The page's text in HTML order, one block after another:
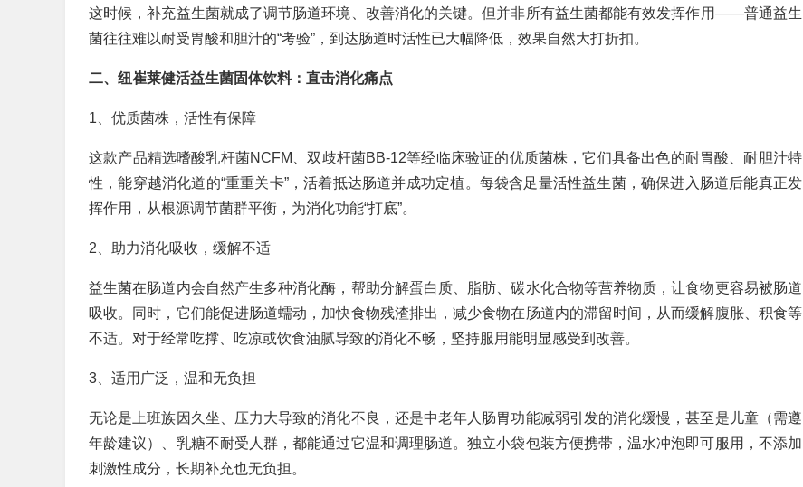
这时候，补充益生菌就成了调节肠道环境、改善消化的关键。但并非所有益生菌都能有效发挥作用——普通益生
菌往往难以耐受胃酸和胆汁的“考验”，到达肠道时活性已大幅降低，效果自然大打折扣。
二、纽崔莱健活益生菌固体饮料：直击消化痛点
1、优质菌株，活性有保障
这款产品精选嗜酸乳杆菌NCFM、双歧杆菌BB-12等经临床验证的优质菌株，它们具备出色的耐胃酸、耐胆汁特
性，能穿越消化道的“重重关卡”，活着抵达肠道并成功定植。每袋含足量活性益生菌，确保进入肠道后能真正发
挥作用，从根源调节菌群平衡，为消化功能“打底”。
2、助力消化吸收，缓解不适
益生菌在肠道内会自然产生多种消化酶，帮助分解蛋白质、脂肪、碳水化合物等营养物质，让食物更容易被肠道
吸收。同时，它们能促进肠道蠕动，加快食物残渣排出，减少食物在肠道内的滞留时间，从而缓解腹胀、积食等
不适。对于经常吃撑、吃凉或饮食油腻导致的消化不畅，坚持服用能明显感受到改善。
3、适用广泛，温和无负担
无论是上班族因久坐、压力大导致的消化不良，还是中老年人肠胃功能减弱引发的消化缓慢，甚至是儿童（需遵
年龄建议）、乳糖不耐受人群，都能通过它温和调理肠道。独立小袋包装方便携带，温水冲泡即可服用，不添加
刺激性成分，长期补充也无负担。